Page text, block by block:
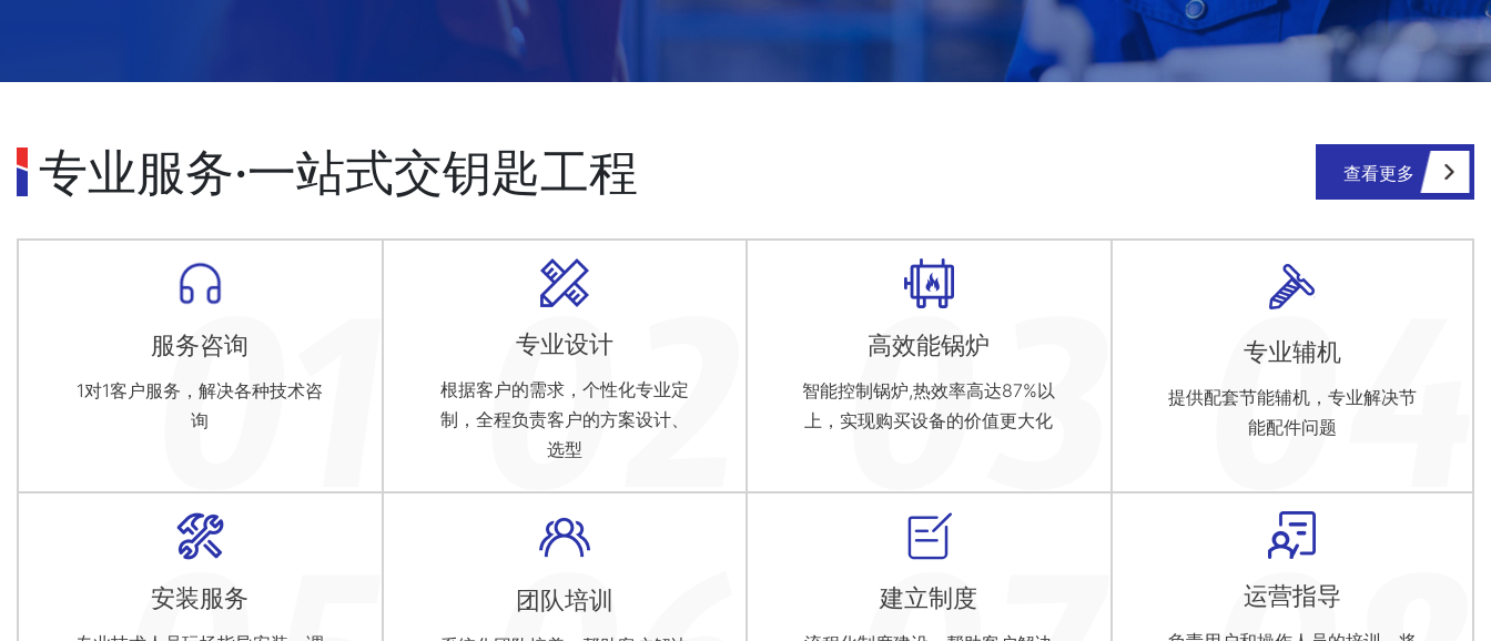
专业服务·一站式交钥匙工程 查看更多
服务咨询
1对1客户服务，解决各种技术咨
询
专业设计
根据客户的需求，个性化专业定
制，全程负责客户的方案设计、
选型
高效能锅炉
智能控制锅炉,热效率高达87%以
上，实现购买设备的价值更大化
专业辅机
提供配套节能辅机，专业解决节
能配件问题
安装服务 团队培训 建立制度 运营指导